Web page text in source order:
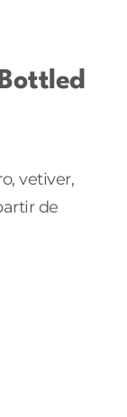
vetiver,
de